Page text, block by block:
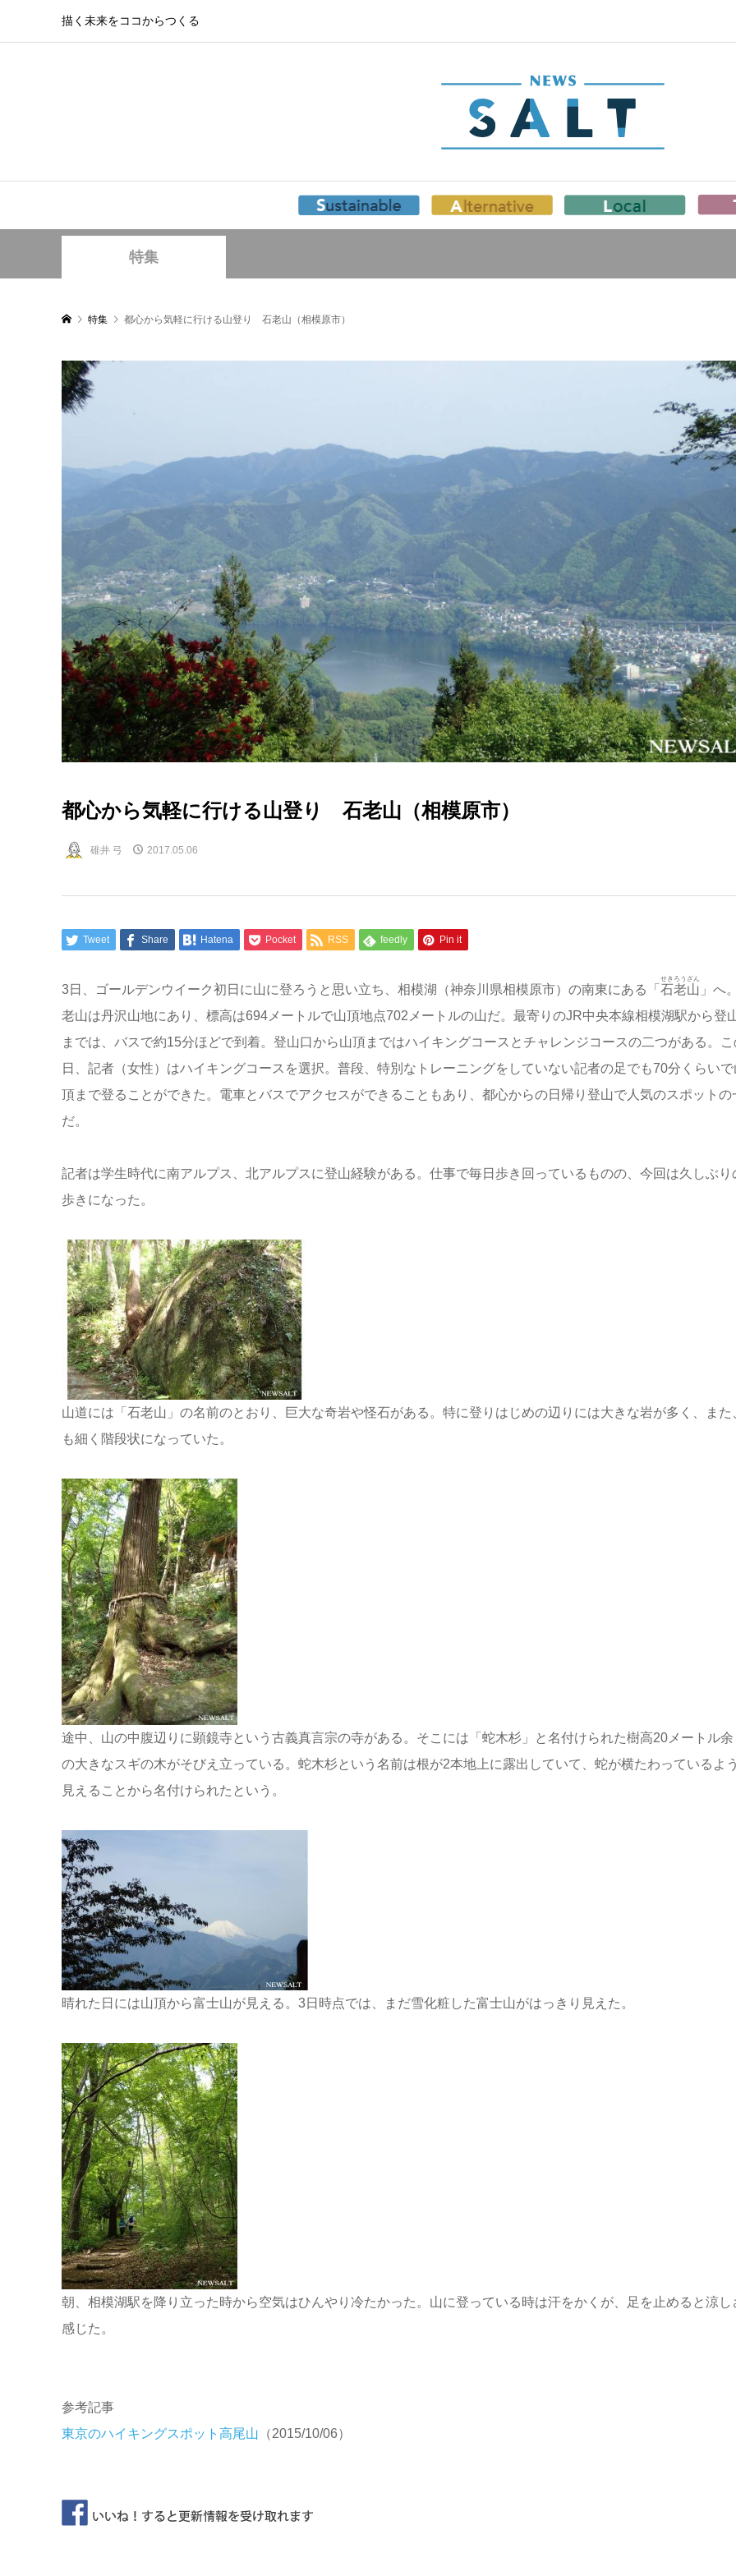
描く未来をココからつくる
特集
特集 都心から気軽に行ける山登り 石老山（相模原市）
都心から気軽に行ける山登り 石老山（相模原市）
碓井 弓 2017.05.06
Tweet Share Hatena Pocket RSS feedly Pin it
3日、ゴールデンウイーク初日に山に登ろうと思い立ち、相模湖（神奈川県相模原市）の南東にある「 石老山
せきろうざん
」へ
老山は丹沢山地にあり、標高は694メートルで山頂地点702メートルの山だ。最寄りのJR中央本線相模湖駅から登
までは、バスで約15分ほどで到着。登山口から山頂まではハイキングコースとチャレンジコースの二つがある。こ
日、記者（女性）はハイキングコースを選択。普段、特別なトレーニングをしていない記者の足でも70分くらいで
頂まで登ることができた。電車とバスでアクセスができることもあり、都心からの日帰り登山で人気のスポットの
だ。
記者は学生時代に南アルプス、北アルプスに登山経験がある。仕事で毎日歩き回っているものの、今回は久しぶり
歩きになった。
山道には「石老山」の名前のとおり、巨大な奇岩や怪石がある。特に登りはじめの辺りには大きな岩が多く、また
も細く階段状になっていた。
途中、山の中腹辺りに顕鏡寺という古義真言宗の寺がある。そこには「蛇木杉」と名付けられた樹高20メートル余
の大きなスギの木がそびえ立っている。蛇木杉という名前は根が2本地上に露出していて、蛇が横たわっているよ
見えることから名付けられたという。
晴れた日には山頂から富士山が見える。3日時点では、まだ雪化粧した富士山がはっきり見えた。
朝、相模湖駅を降り立った時から空気はひんやり冷たかった。山に登っている時は汗をかくが、足を止めると涼し
感じた。
参考記事
東京のハイキングスポット高尾山 （2015/10/06）